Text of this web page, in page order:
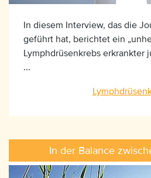
In diesem Interview, das die
geführt hat, berichtet ein
Lymphdrüsenkrebs erkrankter
...
In der Balance